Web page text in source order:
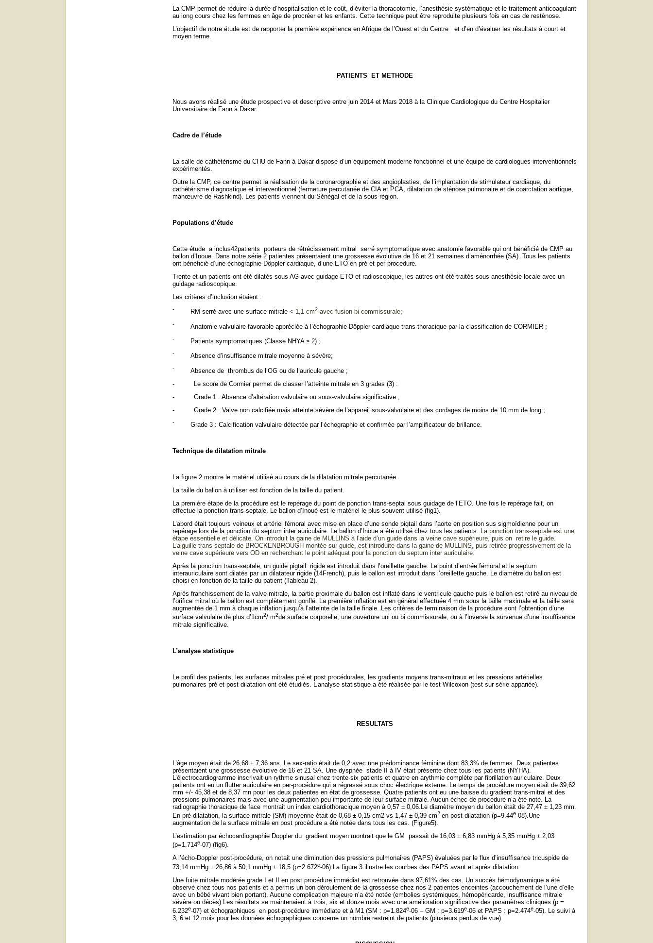
La CMP permet de réduire la durée d’hospitalisation et le coût, d’éviter la thoracotomie, l’anesthésie systématique et le traitement anticoagulant
au long cours chez les femmes en âge de procréer et les enfants. Cette technique peut être reproduite plusieurs fois en cas de resténose.
L’objectif de notre étude est de rapporter la première expérience en Afrique de l’Ouest et du Centre
et d’en d’évaluer les résultats à court et
moyen terme.
PATIENTS ET METHODE
Nous avons réalisé une étude prospective et descriptive entre juin 2014 et Mars 2018 à la Clinique Cardiologique du Centre Hospitalier
Universitaire de Fann à Dakar.
Cadre de l’étude
La salle de cathétérisme du CHU de Fann à Dakar dispose d’un équipement moderne fonctionnel et une équipe de cardiologues interventionnels
expérimentés.
Outre la CMP, ce centre permet la réalisation de la coronarographie et des angioplasties, de l’implantation de stimulateur cardiaque, du
cathétérisme diagnostique et interventionnel (fermeture percutanée de CIA et PCA, dilatation de sténose pulmonaire et de coarctation aortique,
manœuvre de Rashkind). Les patients viennent du Sénégal et de la sous-région.
Populations d’étude
Cette étude a inclus42patients porteurs de rétrécissement mitral
serré symptomatique avec anatomie favorable qui ont bénéficié de CMP au
ballon d’Inoue. Dans notre série 2 patientes présentaient une grossesse évolutive de 16 et 21 semaines d’aménorrhée (SA). Tous les patients
ont bénéficié d’une échographie-Döppler cardiaque, d’une ETO en pré et per procédure.
Trente et un patients ont été dilatés sous AG avec guidage ETO et radioscopique, les autres ont été traités sous anesthésie locale avec un
guidage radioscopique.
Les critères d’inclusion étaient :
- RM serré avec une surface mitrale< 1,1 cm2 avec fusion bi commissurale;
- Anatomie valvulaire favorable appréciée à l’échographie-Döppler cardiaque trans-thoracique par la classification de CORMIER ;
- Patients symptomatiques (Classe NHYA ≥ 2) ;
- Absence d’insuffisance mitrale moyenne à sévère;
- Absence de thrombus de l’OG ou de l’auricule gauche ;
-
Le score de Cormier permet de classer l’atteinte mitrale en 3 grades (3) :
-
Grade 1 : Absence d’altération valvulaire ou sous-valvulaire significative ;
-
Grade 2 : Valve non calcifiée mais atteinte sévère de l’appareil sous-valvulaire et des cordages de moins de 10 mm de long ;
- Grade 3 : Calcification valvulaire détectée par l’échographie et confirmée par l’amplificateur de brillance.
Technique de dilatation mitrale
La figure 2 montre le matériel utilisé au cours de la dilatation mitrale percutanée.
La taille du ballon à utiliser est fonction de la taille du patient.
La première étape de la procédure est le repérage du point de ponction trans-septal sous guidage de l’ETO. Une fois le repérage fait, on
effectue la ponction trans-septale. Le ballon d’Inoué est le matériel le plus souvent utilisé (fig1).
L’abord était toujours veineux et artériel fémoral avec mise en place d’une sonde pigtail dans l’aorte en position sus sigmoïdienne pour un
repérage lors de la ponction du septum inter auriculaire. Le ballon d’Inoue a été utilisé chez tous les patients. La ponction trans-septale est une
étape essentielle et délicate. On introduit la gaine de MULLINS à l’aide d’un guide dans la veine cave supérieure, puis on retire le guide.
L’aiguille trans septale de BROCKENBROUGH montée sur guide, est introduite dans la gaine de MULLINS, puis retirée progressivement de la
veine cave supérieure vers OD en recherchant le point adéquat pour la ponction du septum inter auriculaire.
Après la ponction trans-septale, un guide pigtail
rigide est introduit dans l’oreillette gauche. Le point d’entrée fémoral et le septum
interauriculaire sont dilatés par un dilatateur rigide (14French), puis le ballon est introduit dans l’oreillette gauche. Le diamètre du ballon est
choisi en fonction de la taille du patient (Tableau 2).
Après franchissement de la valve mitrale, la partie proximale du ballon est inflaté dans le ventricule gauche puis le ballon est retiré au niveau de
l’orifice mitral où le ballon est complètement gonflé. La première inflation est en général effectuée 4 mm sous la taille maximale et la taille sera
augmentée de 1 mm à chaque inflation jusqu’à l’atteinte de la taille finale. Les critères de terminaison de la procédure sont l’obtention d’une
surface valvulaire de plus d’1cm2/ m2de surface corporelle, une ouverture uni ou bi commissurale, ou à l’inverse la survenue d’une insuffisance
mitrale significative.
L’analyse statistique
Le profil des patients, les surfaces mitrales pré et post procédurales, les gradients moyens trans-mitraux et les pressions artérielles
pulmonaires pré et post dilatation ont été étudiés. L’analyse statistique a été réalisée par le test Wilcoxon (test sur série appariée).
RESULTATS
L’âge moyen était de 26,68 ± 7,36 ans. Le sex-ratio était de 0,2 avec une prédominance féminine dont 83,3% de femmes. Deux patientes
présentaient une grossesse évolutive de 16 et 21 SA. Une dyspnée stade II à IV était présente chez tous les patients (NYHA).
L’électrocardiogramme inscrivait un rythme sinusal chez trente-six patients et quatre en arythmie complète par fibrillation auriculaire. Deux
patients ont eu un flutter auriculaire en per-procédure qui a régressé sous choc électrique externe. Le temps de procédure moyen était de 39,62
mm +/- 45,38 et de 8,37 mn pour les deux patientes en état de grossesse. Quatre patients ont eu une baisse du gradient trans-mitral et des
pressions pulmonaires mais avec une augmentation peu importante de leur surface mitrale. Aucun échec de procédure n’a été noté. La
radiographie thoracique de face montrait un index cardiothoracique moyen à 0,57 ± 0,06.Le diamètre moyen du ballon était de 27,47 ± 1,23 mm.
En pré-dilatation, la surface mitrale (SM) moyenne était de 0,68 ± 0,15 cm2 vs 1,47 ± 0,39 cm2. en post dilatation (p=9.44e-08).Une
augmentation de la surface mitrale en post procédure a été notée dans tous les cas. (Figure5).
L’estimation par échocardiographie Doppler du gradient moyen montrait que le GM
passait de 16,03 ± 6,83 mmHg à 5,35 mmHg ± 2,03
(p=1.714e-07) (fig6).
A l’écho-Doppler post-procédure, on notait une diminution des pressions pulmonaires (PAPS) évaluées par le flux d’insuffisance tricuspide de
73,14 mmHg ± 26,86 à 50,1 mmHg ± 18,5 (p=2.672e-06).La figure 3 illustre les courbes des PAPS avant et après dilatation.
Une fuite mitrale modérée grade I et II en post procédure immédiat est retrouvée dans 97,61% des cas. Un succès hémodynamique a été
observé chez tous nos patients et a permis un bon déroulement de la grossesse chez nos 2 patientes enceintes (accouchement de l’une d’elle
avec un bébé vivant bien portant). Aucune complication majeure n’a été notée (embolies systémiques, hémopéricarde, insuffisance mitrale
sévère ou décès).Les résultats se maintenaient à trois, six et douze mois avec une amélioration significative des paramètres cliniques (p =
6.232e-07) et échographiques en post-procédure immédiate et à M1 (SM : p=1.824e-06 – GM : p=3.619e-06 et PAPS : p=2.474e-05). Le suivi à
3, 6 et 12 mois pour les données échographiques concerne un nombre restreint de patients (plusieurs perdus de vue).